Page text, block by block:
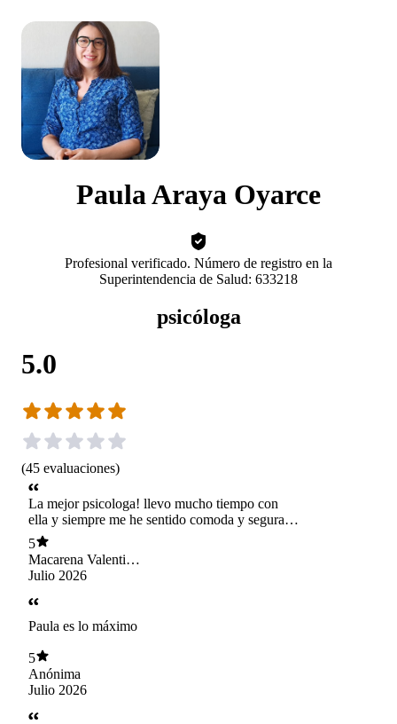
Paula Araya Oyarce
Profesional verificado. Número de registro en la
Superintendencia de Salud: 633218
psicóloga
5.0
(45 evaluaciones)
La mejor psicologa! llevo mucho tiempo con
ella y siempre me he sentido comoda y segura,
ha sido un espacio que me ha ayudado mucho y
Paula con mucha paciencia me ha acompañado,
muy agradecida de ella.
5
Macarena Valentina
Rivera Guerra
Julio 2026
Paula es lo máximo
5
Anónima
Julio 2026